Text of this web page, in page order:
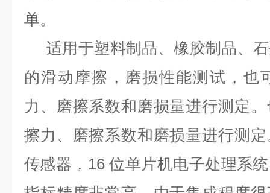
单。
适用于塑料制品、橡胶制品、
的滑动摩擦，磨损性能测试，也
力、磨擦系数和磨损量进行测定
擦力、磨擦系数和磨损量进行测
传感器，16 位单片机电子处理系